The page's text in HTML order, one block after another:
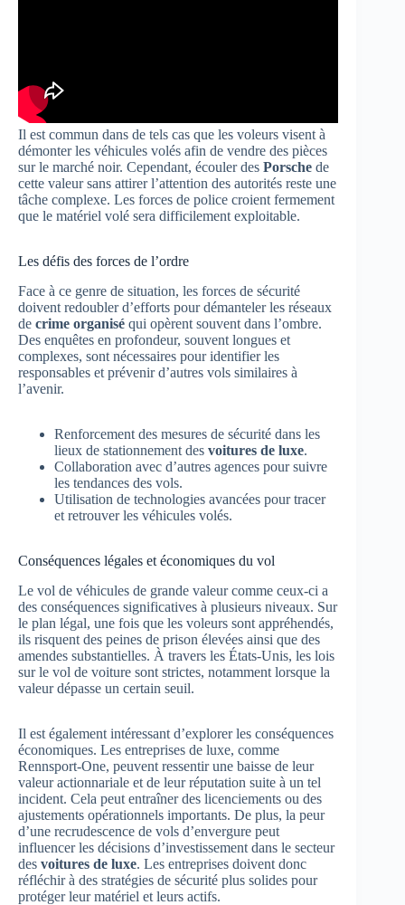
Il est commun dans de tels cas que les voleurs visent à
démonter les véhicules volés afin de vendre des pièces
sur le marché noir. Cependant, écouler des Porsche de
cette valeur sans attirer l’attention des autorités reste une
tâche complexe. Les forces de police croient fermement
que le matériel volé sera difficilement exploitable.
Les défis des forces de l’ordre
Face à ce genre de situation, les forces de sécurité
doivent redoubler d’efforts pour démanteler les réseaux
de crime organisé qui opèrent souvent dans l’ombre.
Des enquêtes en profondeur, souvent longues et
complexes, sont nécessaires pour identifier les
responsables et prévenir d’autres vols similaires à
l’avenir.
Renforcement des mesures de sécurité dans les
lieux de stationnement des voitures de luxe.
Collaboration avec d’autres agences pour suivre
les tendances des vols.
Utilisation de technologies avancées pour tracer
et retrouver les véhicules volés.
Conséquences légales et économiques du vol
Le vol de véhicules de grande valeur comme ceux-ci a
des conséquences significatives à plusieurs niveaux. Sur
le plan légal, une fois que les voleurs sont appréhendés,
ils risquent des peines de prison élevées ainsi que des
amendes substantielles. À travers les États-Unis, les lois
sur le vol de voiture sont strictes, notamment lorsque la
valeur dépasse un certain seuil.
Il est également intéressant d’explorer les conséquences
économiques. Les entreprises de luxe, comme
Rennsport-One, peuvent ressentir une baisse de leur
valeur actionnariale et de leur réputation suite à un tel
incident. Cela peut entraîner des licenciements ou des
ajustements opérationnels importants. De plus, la peur
d’une recrudescence de vols d’envergure peut
influencer les décisions d’investissement dans le secteur
des voitures de luxe. Les entreprises doivent donc
réfléchir à des stratégies de sécurité plus solides pour
protéger leur matériel et leurs actifs.